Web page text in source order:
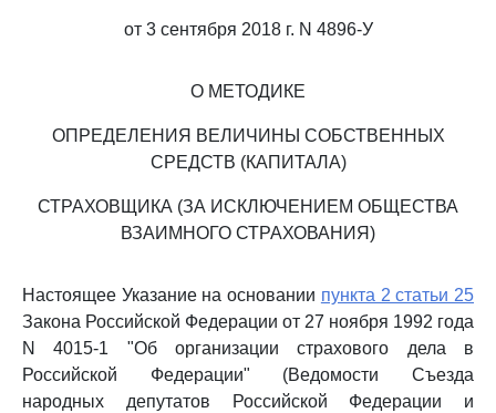
от 3 сентября 2018 г. N 4896-У
О МЕТОДИКЕ
ОПРЕДЕЛЕНИЯ ВЕЛИЧИНЫ СОБСТВЕННЫХ
СРЕДСТВ (КАПИТАЛА)
СТРАХОВЩИКА (ЗА ИСКЛЮЧЕНИЕМ ОБЩЕСТВА
ВЗАИМНОГО СТРАХОВАНИЯ)
Настоящее Указание на основании пункта 2 статьи 25
Закона Российской Федерации от 27 ноября 1992 года
N 4015-1 "Об организации страхового дела в
Российской Федерации" (Ведомости Съезда
народных депутатов Российской Федерации и